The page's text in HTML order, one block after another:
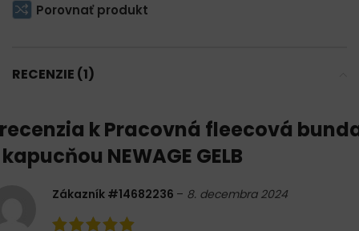
Porovnať produkt
RECENZIE (1)
recenzia kPracovná fleecová
NEWAGE GELB
Zákazník #14682236 – 8. decembra 2024